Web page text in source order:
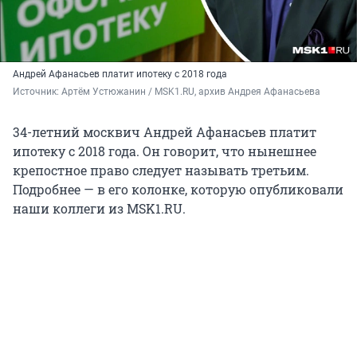
Андрей Афанасьев платит ипотеку с 2018 года
Источник: Артём Устюжанин / MSK1.RU, архив Андрея Афанасьева
34-летний москвич Андрей Афанасьев платит
ипотеку с 2018 года. Он говорит, что нынешнее
крепостное право следует называть третьим.
Подробнее — в его колонке, которую опубликовали
наши коллеги из MSK1.RU.